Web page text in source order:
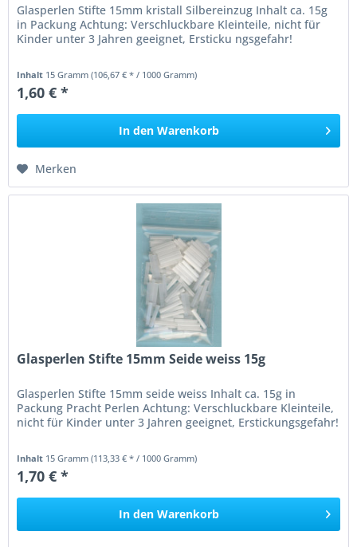
Glasperlen Stifte 15mm kristall Silbereinzug Inhalt ca. 15g
in Packung Achtung: Verschluckbare Kleinteile, nicht für
Kinder unter 3 Jahren geeignet, Ersticku ngsgefahr!
Inhalt 15 Gramm(106,67 € * / 1000 Gramm)
1,60 € *
In den Warenkorb
Merken
Glasperlen Stifte 15mm Seide weiss 15g
Glasperlen Stifte 15mm seide weiss Inhalt ca. 15g in
Packung Pracht Perlen Achtung: Verschluckbare Kleinteile,
nicht für Kinder unter 3 Jahren geeignet, Erstickungsgefahr!
Inhalt 15 Gramm(113,33 € * / 1000 Gramm)
1,70 € *
In den Warenkorb